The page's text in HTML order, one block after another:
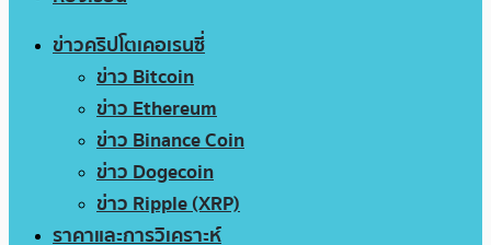
ข่าวคริปโตเคอเรนซี่
ข่าว Bitcoin
ข่าว Ethereum
ข่าว Binance Coin
ข่าว Dogecoin
ข่าว Ripple (XRP)
ราคาและการวิเคราะห์